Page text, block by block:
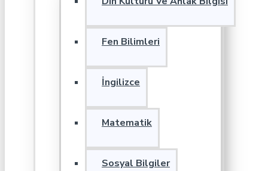
Fen Bilimleri
İngilizce
Matematik
Sosyal Bilgiler